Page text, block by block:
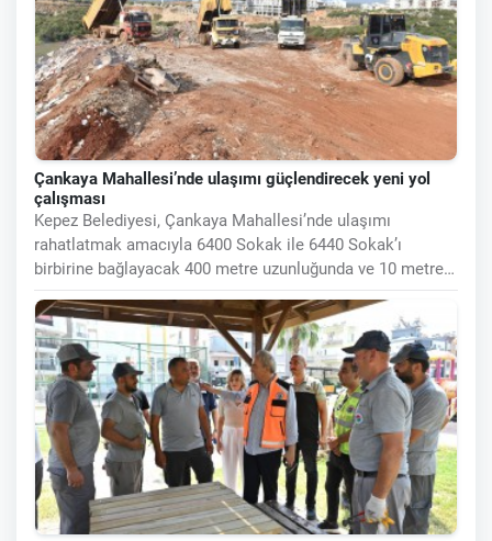
Çankaya Mahallesi’nde ulaşımı güçlendirecek yeni yol
çalışması
Kepez Belediyesi, Çankaya Mahallesi’nde ulaşımı
rahatlatmak amacıyla 6400 Sokak ile 6440 Sokak’ı
birbirine bağlayacak 400 metre uzunluğunda ve 10 metre
genişliğinde yeni bir yol